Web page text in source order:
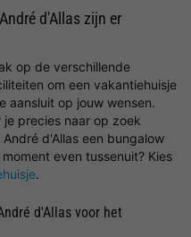
d'Allas zijn er
op de verschillende
om een vakantiehuisje
aansluit op jouw wensen.
precies naar op zoek
d'Allas een bungalow
even tussenuit? Kies
.
d'Allas voor het